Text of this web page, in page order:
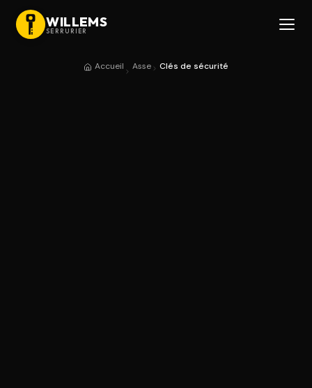
WILLEMS
SERRURIER
Accueil Asse Clés de sécurité